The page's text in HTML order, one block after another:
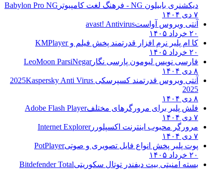
دیکشنری بابیلون NG - فرهنگ لغت کامپیوتر
Babylon Pro NG
۷ دی ۱۴۰۴
آنتی ویروس آواستavast! Antivirus
۲۰ خرداد ۱۴۰۵
کا ام پلیر نرم افزار قدرتمند پخش فیلم وKMPlayer
۲۰ خرداد ۱۴۰۵
فارسی نویس لیومون پارسی نگارLeoMoon ParsiNegar
۸ دی ۱۴۰۴
آنتی ویروس قدرتمند کسپرسکی 2025 Kaspersky Anti Virus
2025
۸ دی ۱۴۰۴
فلش پلیر برای مرورگرهای مختلفAdobe Flash Player
۷ دی ۱۴۰۴
مرورگر محبوب اینترنت اکسپلوررInternet Explorer
۷ دی ۱۴۰۴
پوت پلیر پخش انواع فایل تصویری و صوتیPotPlayer
۲۰ خرداد ۱۴۰۵
بسته امنیتی بیت دیفندر توتال سکوریتیBitdefender Total